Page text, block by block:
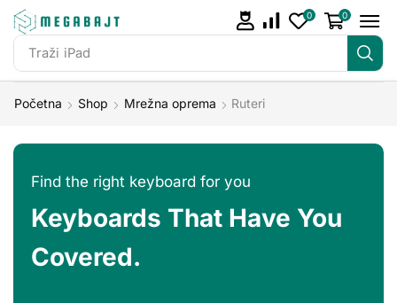
Traži iPad
0 0
Početna Shop Mrežna oprema Ruteri
Find the right keyboard for you
Keyboards That Have You
Covered.